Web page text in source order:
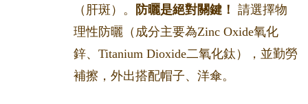
（肝斑）。
防曬是絕對關鍵！ 請選擇物
理性防曬（成分主要為Zinc Oxide氧化
鋅、Titanium Dioxide二氧化鈦），並勤勞
補擦，外出搭配帽子、洋傘。